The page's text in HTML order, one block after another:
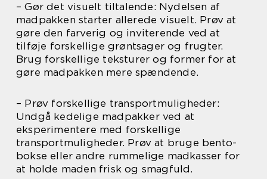
– Gør det visuelt tiltalende: Nydelsen af
madpakken starter allerede visuelt. Prøv at
gøre den farverig og inviterende ved at
tilføje forskellige grøntsager og frugter.
Brug forskellige teksturer og former for at
gøre madpakken mere spændende.
– Prøv forskellige transportmuligheder:
Undgå kedelige madpakker ved at
eksperimentere med forskellige
transportmuligheder. Prøv at bruge bento-
bokse eller andre rummelige madkasser for
at holde maden frisk og smagfuld.